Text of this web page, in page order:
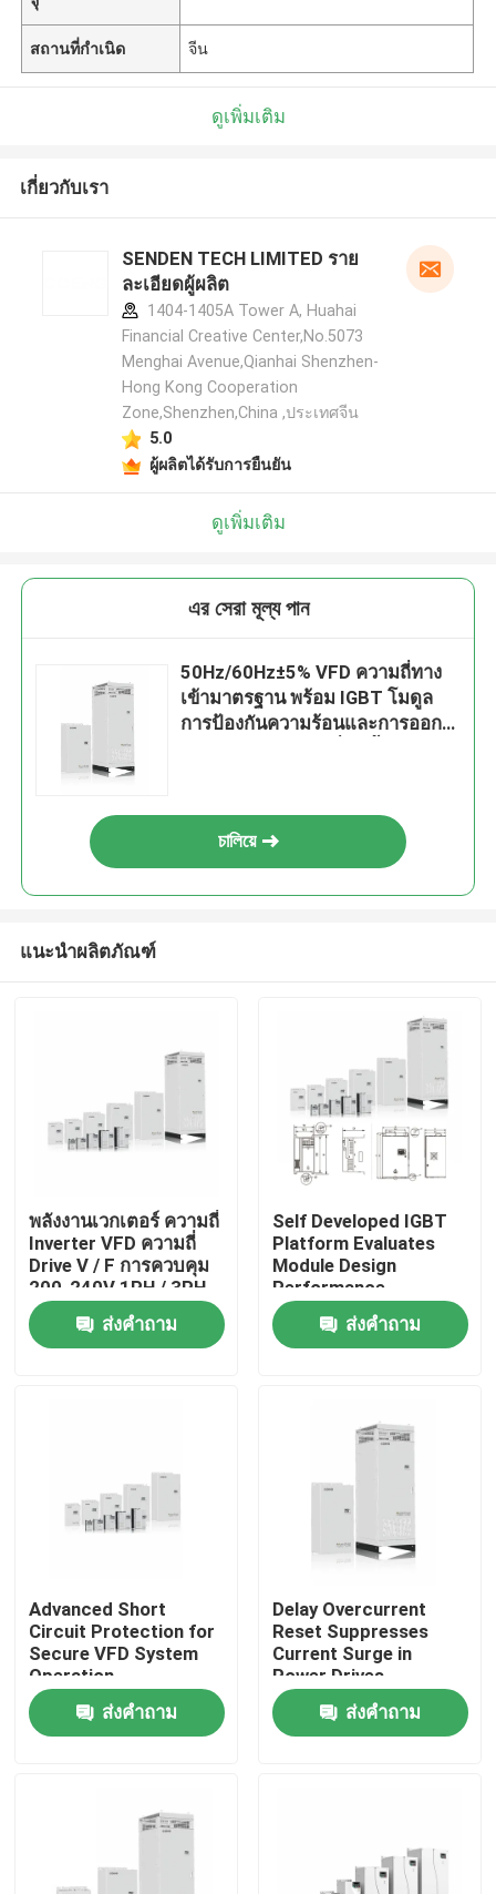
บ้าน
สินค้า
ทัวร์โรงงาน
การควบคุมคุณภาพ
ติดต่อเรา
ข่าว
ไดรฟ์ความถี่ตัวแปร VFD
สถานที่กำเนิด จีน
ดูเพิ่มเติม
เกี่ยวกับเรา
SENDEN TECH LIMITED ราย
ละเอียดผู้ผลิต
1404-1405A Tower A, Huahai
Financial Creative Center,No.5073
Menghai Avenue,Qianhai Shenzhen-
Hong Kong Cooperation
Zone,Shenzhen,China ,ประเทศจีน
5.0
ผู้ผลิตได้รับการยืนยัน
ดูเพิ่มเติม
এর সেরা মূল্য পান
50Hz/60Hz±5% VFD ความถี่ทาง
เข้ามาตรฐาน พร้อม IGBT โมดูล
การป้องกันความร้อนและการออก
চালিয়ে
แนะนำผลิตภัณฑ์
พลังงานเวกเตอร์ ความถี่
Inverter VFD ความถี่
Drive V / F การควบคุม
200-240V 1PH / 3PH
ความแรงดันเข้าสั่นต่ํา
ส่งคำถาม
Self Developed IGBT
Platform Evaluates
Module Design
Performance
ส่งคำถาม
Advanced Short
Circuit Protection for
Secure VFD System
Operation
ส่งคำถาม
Delay Overcurrent
Reset Suppresses
Current Surge in
Power Drives
ส่งคำถาม